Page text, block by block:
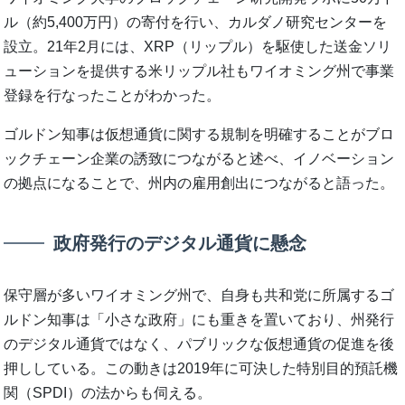
ル（約5,400万円）の寄付を行い、カルダノ研究センターを
設立。21年2月には、XRP（リップル）を駆使した送金ソリ
ューションを提供する米リップル社もワイオミング州で事業
登録を行なったことがわかった。
ゴルドン知事は仮想通貨に関する規制を明確することがブロ
ックチェーン企業の誘致につながると述べ、イノベーション
の拠点になることで、州内の雇用創出につながると語った。
政府発行のデジタル通貨に懸念
保守層が多いワイオミング州で、自身も共和党に所属するゴ
ルドン知事は「小さな政府」にも重きを置いており、州発行
のデジタル通貨ではなく、パブリックな仮想通貨の促進を後
押ししている。この動きは2019年に可決した特別目的預託機
関（SPDI）の法からも伺える。